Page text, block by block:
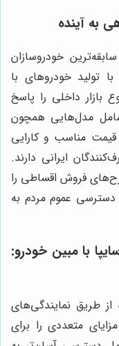
به آینده
خودروسازان
تولید خودروهای با
بازار داخلی را پاسخ
مدل‌هایی همچون
قیمت مناسب و کارایی
ایرانی دارند.
فروش اقساطی را
دسترسی عموم مردم به
با مبین خودرو:
از طریق نمایندگی‌های
متعددی را برای